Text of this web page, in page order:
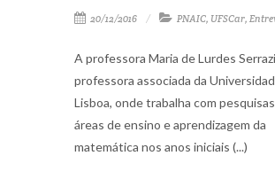
20/12/2016 PNAIC, UFSCar,
A professora Maria de Lurdes
professora associada da
Lisboa, onde trabalha com
áreas de ensino e aprendizagem da
matemática nos anos iniciais (...)